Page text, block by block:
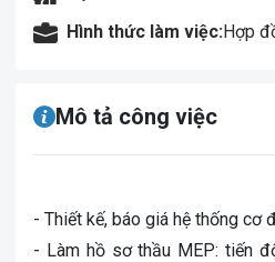
Hình thức làm việc:Hợp
Mô tả công việc
- Thiết kế, báo giá hệ thống cơ
- Làm hồ sơ thầu MEP: tiến